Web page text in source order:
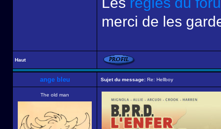
merci de les
Haut
ange bleu Sujet du message: Re: Hellboy
The old man